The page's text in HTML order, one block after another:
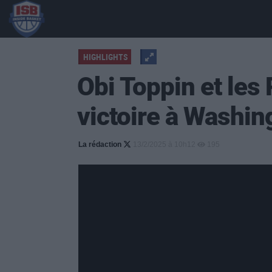
HIGHLIGHTS
Obi Toppin et les
victoire à
La rédaction